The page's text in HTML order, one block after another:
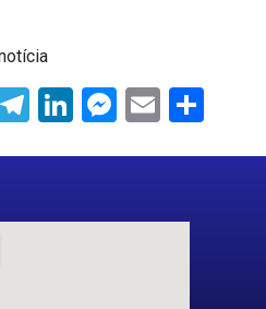
Telegram
LinkedIn
Messenger
Email